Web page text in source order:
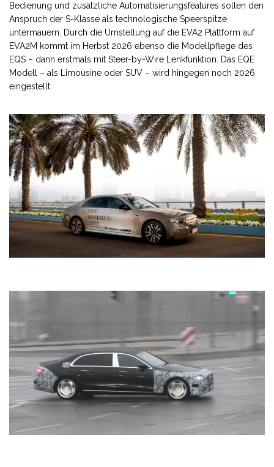
Bedienung und zusätzliche Automatisierungsfeatures sollen den
Anspruch der S-Klasse als technologische Speerspitze
untermauern. Durch die Umstellung auf die EVA2 Plattform auf
EVA2M kommt im Herbst 2026 ebenso die Modellpflege des
EQS – dann erstmals mit Steer-by-Wire Lenkfunktion. Das EQE
Modell – als Limousine oder SUV – wird hingegen noch 2026
eingestellt.